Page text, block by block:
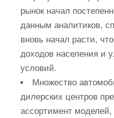
рынок начал
данным аналитиков,
вновь начал расти,
доходов населения и
условий.
Множество
дилерских центров
ассортимент